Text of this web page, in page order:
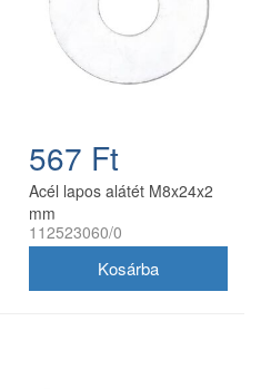
567 Ft
Acél lapos alátét M8x24x2
mm
112523060/0